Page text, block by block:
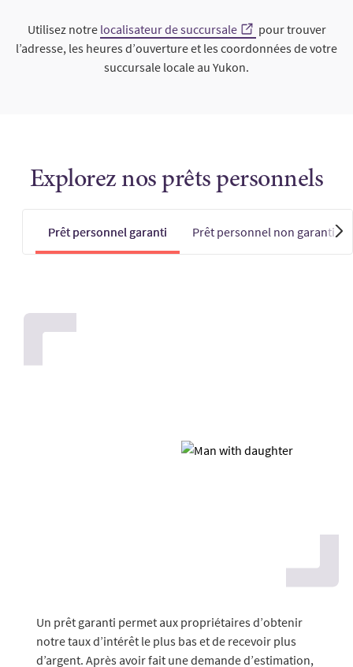
Utilisez notre localisateur de succursale
pour trouver
l’adresse, les heures d’ouverture et les coordonnées de votre
succursale locale au Yukon.
Explorez nos prêts personnels
Prêt personnel garanti Prêt personnel non garanti
Un prêt garanti permet aux propriétaires d’obtenir
notre taux d’intérêt le plus bas et de recevoir plus
d’argent. Après avoir fait une demande d’estimation,